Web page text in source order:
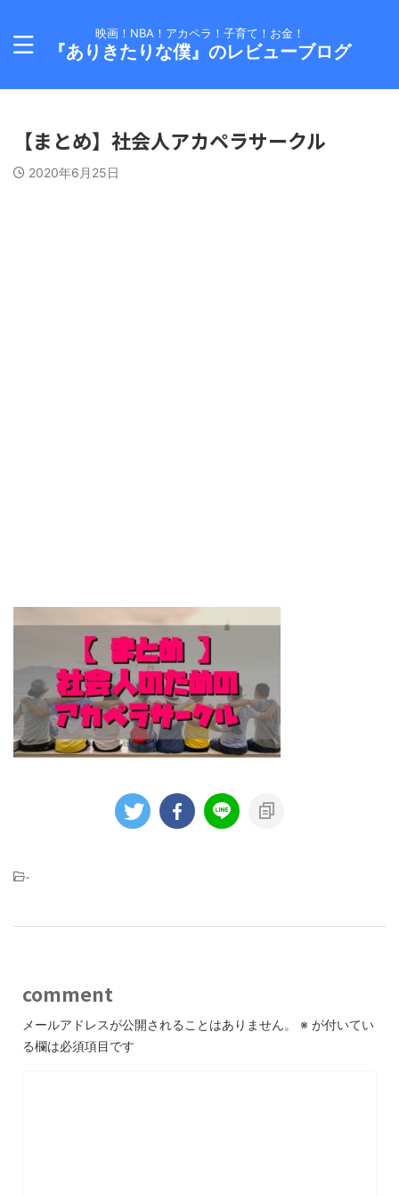
映画！NBA！アカペラ！子育て！お金！
『ありきたりな僕』のレビューブログ
【まとめ】社会人アカペラサークル
2020年6月25日
-
comment
メールアドレスが公開されることはありません。 ※ が付いてい
る欄は必須項目です